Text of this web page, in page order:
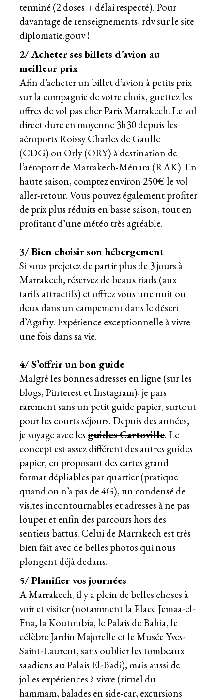
terminé (2 doses + délai respecté). Pour
davantage de renseignements, rdv sur le site
diplomatie.gouv !
2/ Acheter ses billets d’avion au
meilleur prix
Afin d’acheter un billet d’avion à petits prix
sur la compagnie de votre choix, guettez les
offres devol pas cher Paris Marrakech. Le vol
direct dure en moyenne 3h30 depuis les
aéroports Roissy Charles de Gaulle
(CDG) ou Orly (ORY) à destination de
l’aéroport de Marrakech-Ménara (RAK). En
haute saison, comptez environ 250€ le vol
aller-retour. Vous pouvez également profiter
de prix plus réduits en basse saison, tout en
profitant d’une météo très agréable.
3/ Bien choisir son hébergement
Si vous projetez de partir plus de 3 jours à
Marrakech, réservez de beaux riads (aux
tarifs attractifs) et offrez vous une nuit ou
deux dans un campement dans le désert
d’Agafay. Expérience exceptionnelle à vivre
une fois dans sa vie.
4/ S’offrir un bon guide
Malgré les bonnes adresses en ligne (sur les
blogs, Pinterest et Instagram), je pars
rarement sans un petit guide papier, surtout
pour les courts séjours. Depuis des années,
je voyage avec lesguides Cartoville. Le
concept est assez différent des autres guides
papier, en proposant des cartes grand
format dépliables par quartier (pratique
quand on n’a pas de 4G), un condensé de
visites incontournables et adresses à ne pas
louper et enfin des parcours hors des
sentiers battus. Celui de Marrakech est très
bien fait avec de belles photos qui nous
plongent déjà dedans.
5/ Planifier vos journées
A Marrakech, il y a plein de belles choses à
voir et visiter (notamment la Place Jemaa-el-
Fna, la Koutoubia, le Palais de Bahia, le
célèbre Jardin Majorelle et le Musée Yves-
Saint-Laurent, sans oublier les tombeaux
saadiens au Palais El-Badi), mais aussi de
jolies expériences à vivre (rituel du
hammam, balades en side-car, excursions